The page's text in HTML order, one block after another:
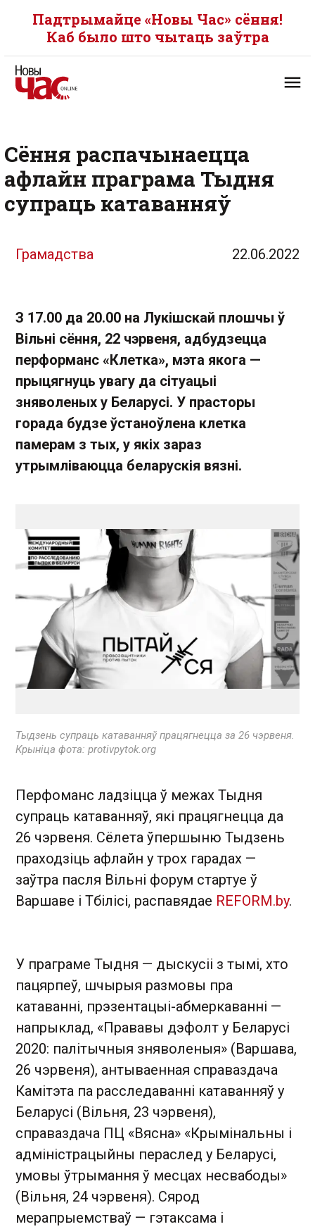
Падтрымайце «Новы Час» сёння!
Каб было што чытаць заўтра
Cёння распачынаецца
афлайн праграма Тыдня
супраць катаванняў
Грамадства 22.06.2022
З 17.00 да 20.00 на Лукішскай плошчы ў
Вільні сёння, 22 чэрвеня, адбудзецца
перформанс «Клетка», мэта якога —
прыцягнуць увагу да сітуацыі
зняволеных у Беларусі. У прасторы
горада будзе ўстаноўлена клетка
памерам з тых, у якіх зараз
утрымліваюцца беларускія вязні.
Тыдзень супраць катаванняў працягнецца за 26 чэрвеня.
Крыніца фота: protivpytok.org
Перфоманс ладзіцца ў межах Тыдня
супраць катаванняў, які працягнецца да
26 чэрвеня. Сёлета ўпершыню Тыдзень
праходзіць афлайн у трох гарадах —
заўтра пасля Вільні форум стартуе ў
Варшаве і Тбілісі, распавядае REFORM.by.
У праграме Тыдня — дыскусіі з тымі, хто
пацярпеў, шчырыя размовы пра
катаванні, прэзентацыі-абмеркаванні —
напрыклад, «Прававы дэфолт у Беларусі
2020: палітычныя зняволеныя» (Варшава,
26 чэрвеня), антываенная справаздача
Камітэта па расследаванні катаванняў у
Беларусі (Вільня, 23 чэрвеня),
справаздача ПЦ «Вясна» «Крымінальны і
адміністрацыйны пераслед у Беларусі,
умовы ўтрымання ў месцах несвабоды»
(Вільня, 24 чэрвеня). Сярод
мерапрыемстваў — гэтаксама і